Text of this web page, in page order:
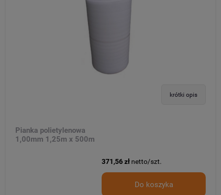
krótki opis
Pianka polietylenowa
1,00mm 1,25m x 500m
371,56 zł netto/szt.
Do koszyka